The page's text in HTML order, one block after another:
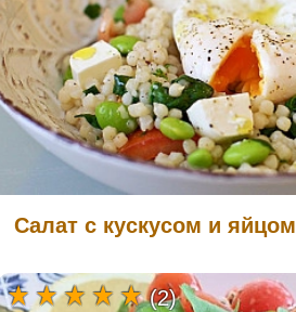
Салат с кускусом и яйцом
(2)